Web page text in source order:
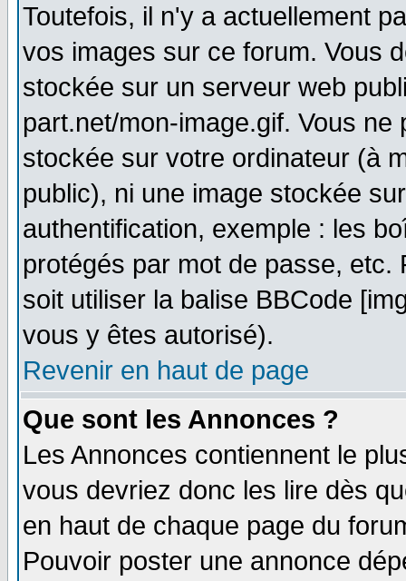
Toutefois, il n'y a actuellement
vos images sur ce forum. Vous
stockée sur un serveur web
part.net/mon-image.gif. Vous
stockée sur votre ordinateur (à
public), ni une image stockée
authentification, exemple : les
protégés par mot de passe,
soit utiliser la balise BBCode
vous y êtes autorisé).
Revenir en haut de page
Que sont les Annonces ?
Les Annonces contiennent le
vous devriez donc les lire dès
en haut de chaque page du
Pouvoir poster une annonce